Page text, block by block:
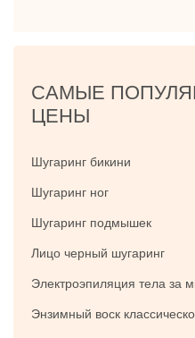
САМЫЕ
ЦЕНЫ
Шугаринг бикини
Шугаринг ног
Шугаринг подмышек
Лицо черный шугаринг
Электроэпиляция тела за
Энзимный воск